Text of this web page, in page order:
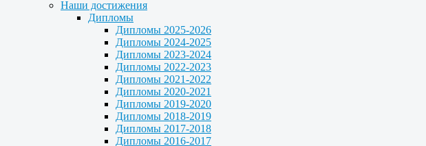
Наши достижения
Дипломы
Дипломы 2025-2026
Дипломы 2024-2025
Дипломы 2023-2024
Дипломы 2022-2023
Дипломы 2021-2022
Дипломы 2020-2021
Дипломы 2019-2020
Дипломы 2018-2019
Дипломы 2017-2018
Дипломы 2016-2017